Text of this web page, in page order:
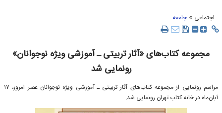
اجتماعی » جامعه
مجموعه کتاب‌های «آثار تربیتی ـ آموزشی ویژه نوجوانان»
رونمایی شد
مراسم رونمایی از مجموعه کتاب‌های آثار تربیتی ـ آموزشی ویژه نوجوانان عصر امروز، ۱۷
آبان‌ماه در خانه کتاب تهران رونمایی شد.